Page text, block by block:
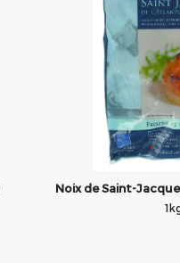
Noix de Saint-